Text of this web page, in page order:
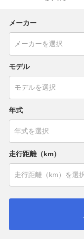
メーカー
モデル
年式
走行距離（km）